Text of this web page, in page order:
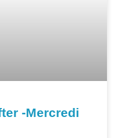
-Mercredi